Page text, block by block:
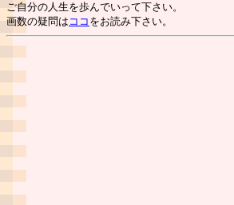
ご自分の人生を歩んでいって下さい。
画数の疑問は ココ をお読み下さい。